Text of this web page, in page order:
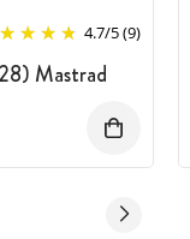
4.7/5(9)
Mastrad